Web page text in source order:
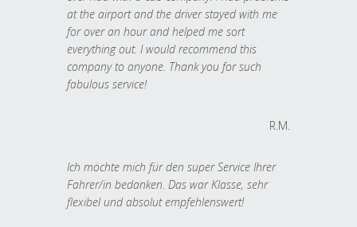
at the airport and the driver stayed with me
for over an hour and helped me sort
everything out. I would recommend this
company to anyone. Thank you for such
fabulous service!
R.M.
Ich möchte mich für den super Service Ihrer
Fahrer/in bedanken. Das war Klasse, sehr
flexibel und absolut empfehlenswert!